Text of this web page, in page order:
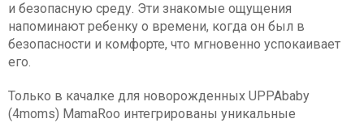
и безопасную среду. Эти знакомые ощущения
напоминают ребенку о времени, когда он был в
безопасности и комфорте, что мгновенно успокаивает
его.
Только в качалке для новорожденных UPPAbaby
(4moms) MamaRoo интегрированы уникальные